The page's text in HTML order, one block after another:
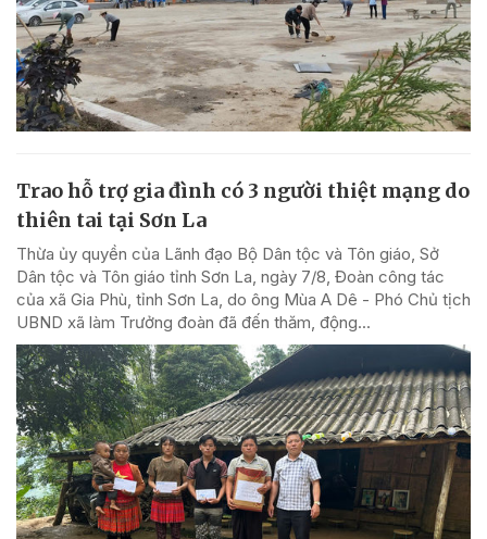
Trao hỗ trợ gia đình có 3 người thiệt mạng do
thiên tai tại Sơn La
Thừa ủy quyền của Lãnh đạo Bộ Dân tộc và Tôn giáo, Sở
Dân tộc và Tôn giáo tỉnh Sơn La, ngày 7/8, Đoàn công tác
của xã Gia Phù, tỉnh Sơn La, do ông Mùa A Dê - Phó Chủ tịch
UBND xã làm Trưởng đoàn đã đến thăm, động...